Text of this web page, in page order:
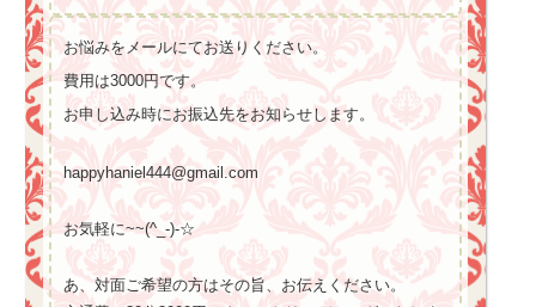
お悩みをメールにてお送りください。
費用は3000円です。
お申し込み時にお振込先をお知らせします。
happyhaniel444@gmail.com
お気軽に~~(^_-)-☆
あ、対面ご希望の方はその旨、お伝えください。